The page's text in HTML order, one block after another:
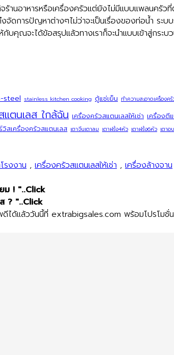
ร้านอาหารหรือเครื่องครัวแต่ยังไม่มีแบบแพลนค
ดการปัญหาต่างๆไม่ว่าจะเป็นเรื่องของท่อน้ำ ร
คุณจะได้ข้อสรุปแล้วทางเราก็จะนำแบบเข้าสู่กร
steel stainless kitchen cooking ตู้แช่เย็น ทำความสะอาดเครื่องค
แตนเลส ใกล้ฉัน เครื่องครัวสแตนเลสให้เช่า เครื่องตี
วิสเครื่องครัวสแตนเลส เตาจีนเตาลม เตาฝรั่ง4หัว เตาฝรั่ง6หัว เตาอ
รงงาน , เครื่องครัวสแตนเลสให้เช่า , เครื่องล้างจาน
ม ! "..Click
? "..Click
ได้แล้ววันนี้ที่ extrabigsales.com พร้อมโปรโมชั่